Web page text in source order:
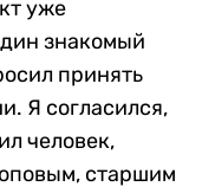
уже
знакомый
принять
Я согласился,
человек,
старшим